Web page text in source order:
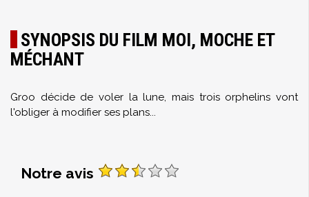
SYNOPSIS DU FILM MOI, MOCHE ET
MÉCHANT
Groo décide de voler la lune, mais trois orphelins vont
l'obliger à modifier ses plans...
Notre avis